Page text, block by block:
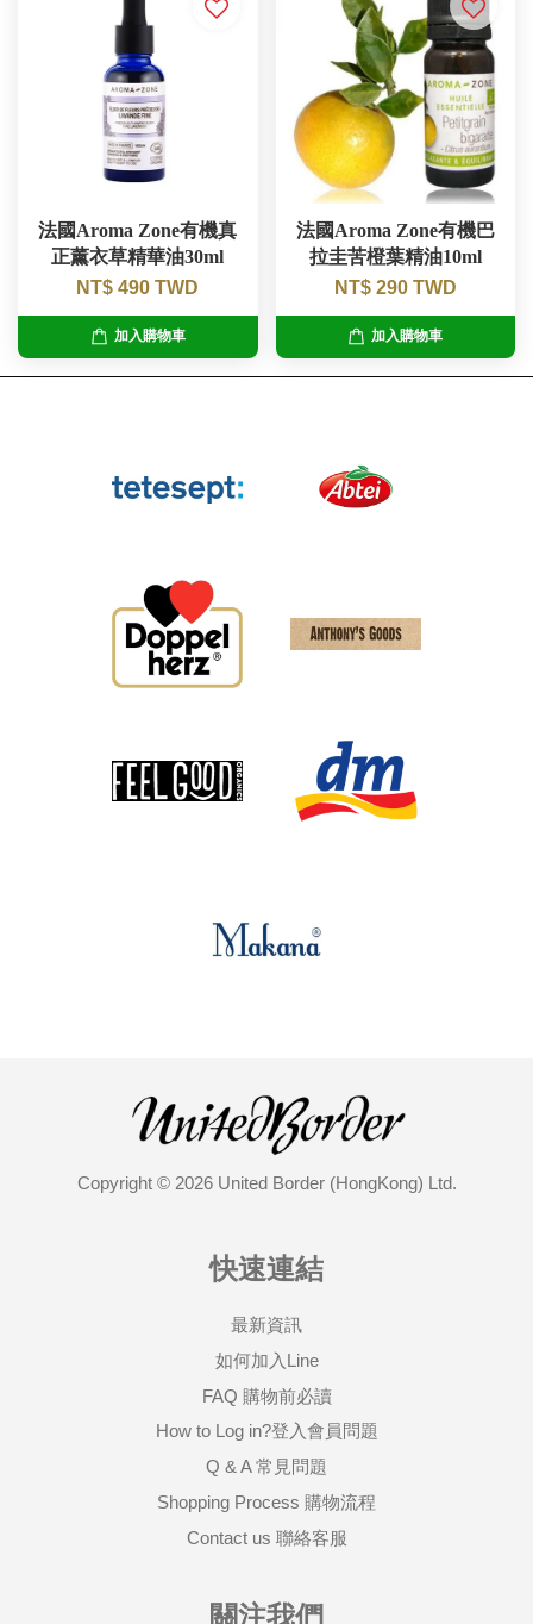
法國Aroma Zone有機真
正薰衣草精華油30ml
NT$ 490 TWD
加入購物車
法國Aroma Zone有機巴
拉圭苦橙葉精油10ml
NT$ 290 TWD
加入購物車
Copyright © 2026 United Border (HongKong) Ltd.
快速連結
最新資訊
如何加入Line
FAQ 購物前必讀
How to Log in?登入會員問題
Q & A 常見問題
Shopping Process 購物流程
Contact us 聯絡客服
關注我們